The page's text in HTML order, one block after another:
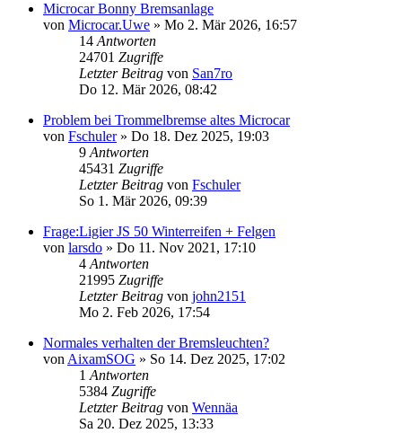
Microcar Bonny Bremsanlage
von Microcar.Uwe » Mo 2. Mär 2026, 16:57
14Antworten
24701 Zugriffe
Letzter Beitrag von San7ro
Do 12. Mär 2026, 08:42
Problem bei Trommelbremse altes Microcar
von Fschuler» Do 18. Dez 2025, 19:03
9Antworten
45431 Zugriffe
Letzter Beitrag von Fschuler
So 1. Mär 2026, 09:39
Frage:Ligier JS 50 Winterreifen + Felgen
von larsdo » Do 11. Nov 2021, 17:10
4Antworten
21995 Zugriffe
Letzter Beitrag von john2151
Mo 2. Feb 2026, 17:54
Normales verhalten der Bremsleuchten?
vonAixamSOG » So 14. Dez 2025, 17:02
1Antworten
5384 Zugriffe
Letzter Beitrag von Wennäa
Sa 20. Dez 2025, 13:33